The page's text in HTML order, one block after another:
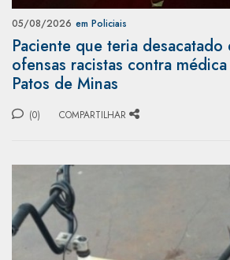
05/08/2026 em Policiais
Paciente que teria
ofensas racistas contra
Patos de Minas
(0) COMPARTILHAR